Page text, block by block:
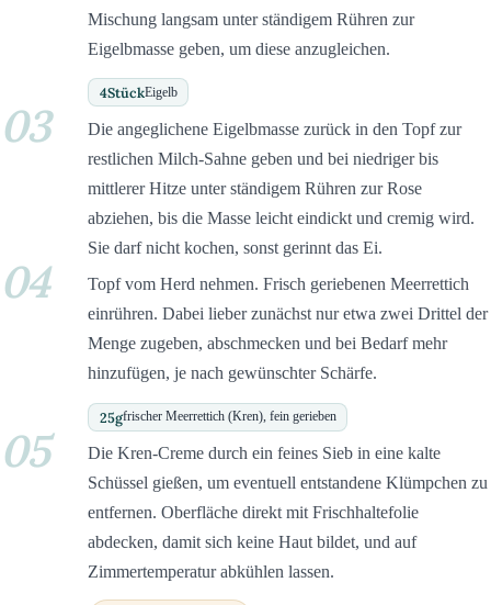
Mischung langsam unter ständigem Rühren zur
Eigelbmasse geben, um diese anzugleichen.
4StückEigelb
03
Die angeglichene Eigelbmasse zurück in den Topf zur
restlichen Milch-Sahne geben und bei niedriger bis
mittlerer Hitze unter ständigem Rühren zur Rose
abziehen, bis die Masse leicht eindickt und cremig wird.
Sie darf nicht kochen, sonst gerinnt das Ei.
04
Topf vom Herd nehmen. Frisch geriebenen Meerrettich
einrühren. Dabei lieber zunächst nur etwa zwei Drittel der
Menge zugeben, abschmecken und bei Bedarf mehr
hinzufügen, je nach gewünschter Schärfe.
25gfrischer Meerrettich (Kren), fein gerieben
05
Die Kren-Creme durch ein feines Sieb in eine kalte
Schüssel gießen, um eventuell entstandene Klümpchen zu
entfernen. Oberfläche direkt mit Frischhaltefolie
abdecken, damit sich keine Haut bildet, und auf
Zimmertemperatur abkühlen lassen.